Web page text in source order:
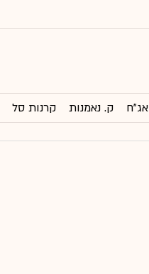
אג"ח ק. נאמנות קרנות סל